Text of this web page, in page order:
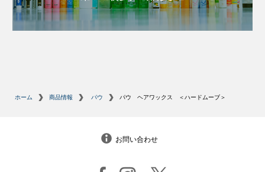
ホーム 商品情報 パウ パウ ヘアワックス ＜ハードムーブ＞
お問い合わせ